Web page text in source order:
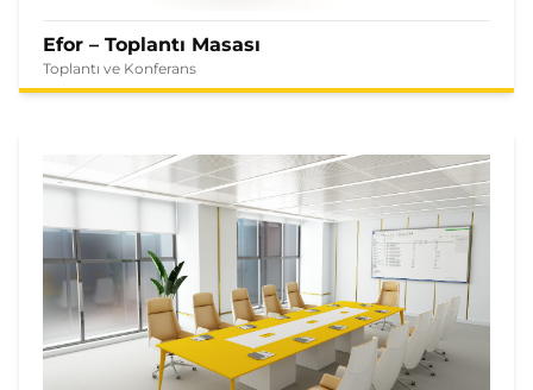
Efor – Toplantı Masası
Toplantı ve Konferans